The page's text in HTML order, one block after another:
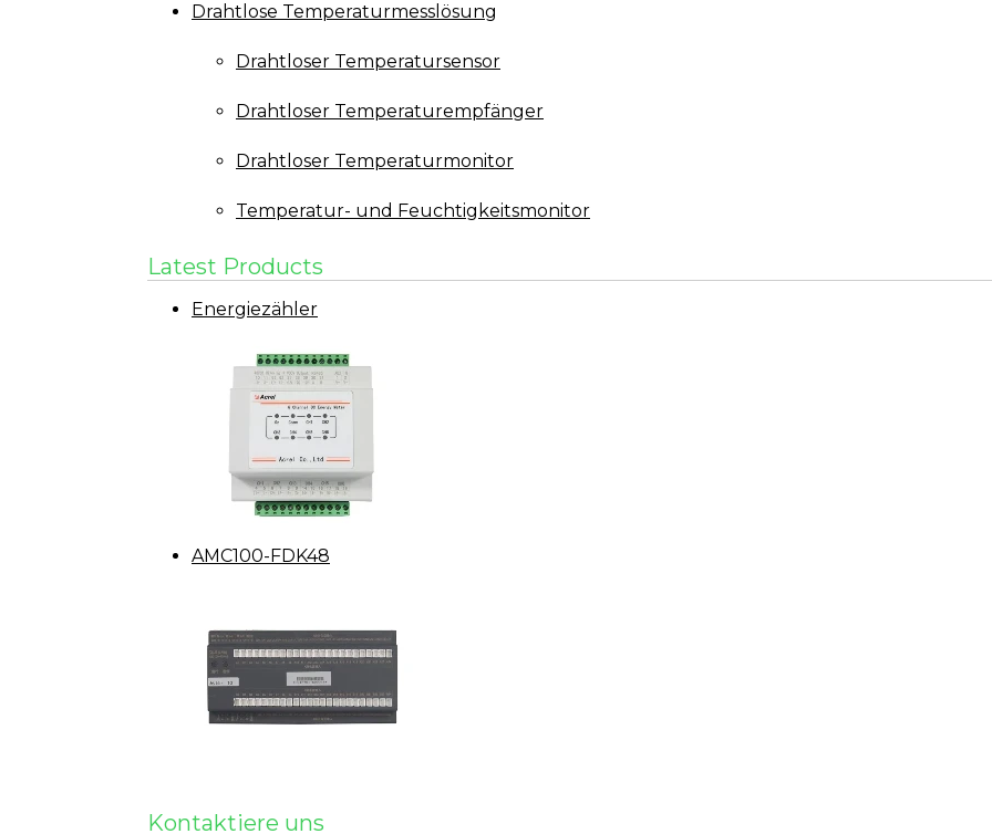
Drahtlose Temperaturmesslösung
Drahtloser Temperatursensor
Drahtloser Temperaturempfänger
Drahtloser Temperaturmonitor
Temperatur- und Feuchtigkeitsmonitor
Latest Products
Energiezähler
AMC100-FDK48
Kontaktiere uns